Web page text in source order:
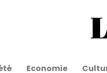
Economie